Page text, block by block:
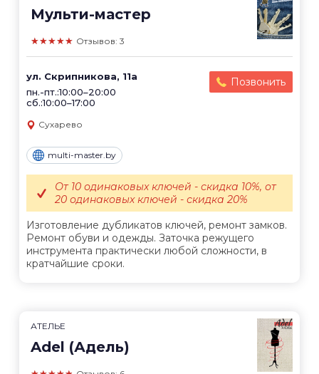
Мульти-мастер
★★★★★ Отзывов: 3
ул. Скрипникова, 11а
пн.-пт.:10:00–20:00
сб.:10:00–17:00
Позвонить
Сухарево
multi-master.by
Изготовление дубликатов ключей, ремонт замков.
Ремонт обуви и одежды. Заточка режущего
инструмента практически любой сложности, в
кратчайшие сроки.
От 10 одинаковых ключей - скидка 10%, от
20 одинаковых ключей - скидка 20%
АТЕЛЬЕ
Adel (Адель)